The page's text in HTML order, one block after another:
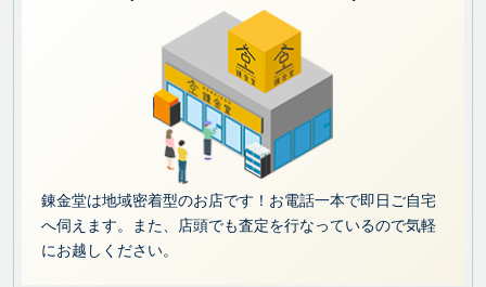
錬金堂は地域密着型のお店です！お電話一本で即日ご自宅
へ伺えます。また、店頭でも査定を行なっているので気軽
にお越しください。